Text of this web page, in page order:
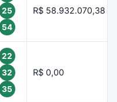
25
54
R$ 58.932.070,38
22
32
35
R$ 0,00